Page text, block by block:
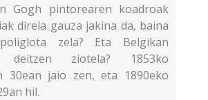
Gogh pintorearen koadroak
direla gauza jakina da, baina
zela? Eta Belgikan
deitzen ziotela? 1853ko
30ean jaio zen, eta 1890eko
hil.